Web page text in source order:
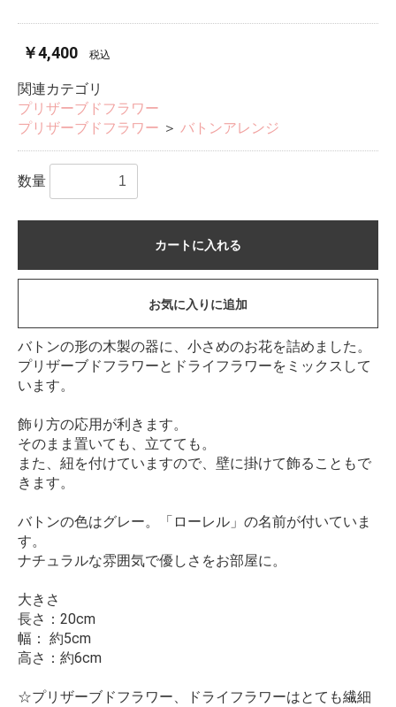
￥4,400 税込
関連カテゴリ
プリザーブドフラワー
プリザーブドフラワー ＞ バトンアレンジ
数量
カートに入れる
お気に入りに追加
バトンの形の木製の器に、小さめのお花を詰めました。
プリザーブドフラワーとドライフラワーをミックスして
います。
飾り方の応用が利きます。
そのまま置いても、立てても。
また、紐を付けていますので、壁に掛けて飾ることもで
きます。
バトンの色はグレー。「ローレル」の名前が付いていま
す。
ナチュラルな雰囲気で優しさをお部屋に。
大きさ
長さ：20cm
幅： 約5cm
高さ：約6cm
☆プリザーブドフラワー、ドライフラワーはとても繊細